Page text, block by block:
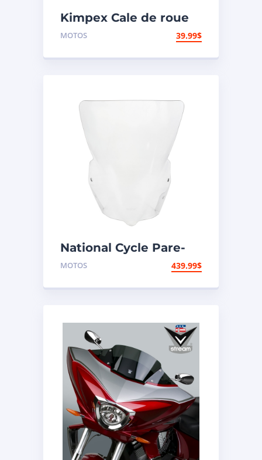
Kimpex Cale de roue
de motocyclette
MOTOS 39.99$
National Cycle Pare-
brise aéroacoustique
MOTOS 439.99$